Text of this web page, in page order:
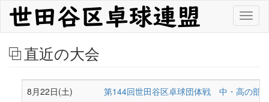
ン
直近の大会
8月22日(土)
第144回世田谷区卓球団体戦 中・高の部